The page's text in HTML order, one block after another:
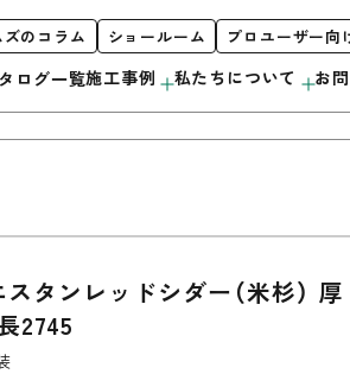
階段
カウンター
初めての方へ
プロユーザー向け情報
ログ一覧施工事例 私たちについて
Profile
情報
お
のコラム ショールーム プロユーザー向
スタンレッドシダー（米杉） 厚
2745